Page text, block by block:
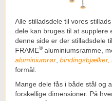
Alle stilladsdele til vores
dele kan bruges til at supplere
denne side er der stilladsdele
FRAME® aluminiumsramme,
aluminiumrør bindingsbjælker,
formål.
Mange dele fås i både stål og
forskellige dimensioner. På